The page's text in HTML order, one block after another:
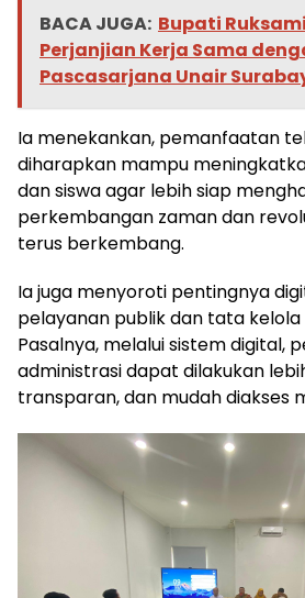
BACA JUGA: Bupati
Perjanjian Kerja Sama
Pascasarjana Unair
Ia menekankan, pemanfaatan
diharapkan mampu
dan siswa agar lebih siap
perkembangan zaman dan
terus berkembang.
Ia juga menyoroti pentingnya
pelayanan publik dan tata
Pasalnya, melalui sistem digital,
administrasi dapat dilakukan
transparan, dan mudah diakses